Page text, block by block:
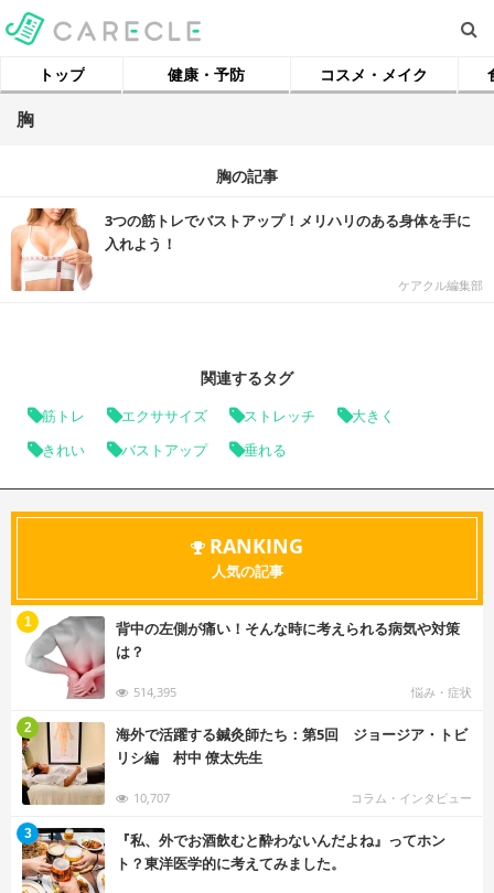
トップ 健康・予防 コスメ・メイク
胸
胸の記事
3つの筋トレでバストアップ！メリハリのある身体を手に
入れよう！
ケアクル編集部
関連するタグ
筋トレ エクササイズ ストレッチ 大きく
きれい バストアップ 垂れる
RANKING
人気の記事
背中の左側が痛い！そんな時に考えられる病気や対策
は？
514,395 悩み・症状
1
海外で活躍する鍼灸師たち：第5回 ジョージア・トビ
リシ編 村中 僚太先生
10,707 コラム・インタビュー
2
『私、外でお酒飲むと酔わないんだよね』ってホン
ト？東洋医学的に考えてみました。
3